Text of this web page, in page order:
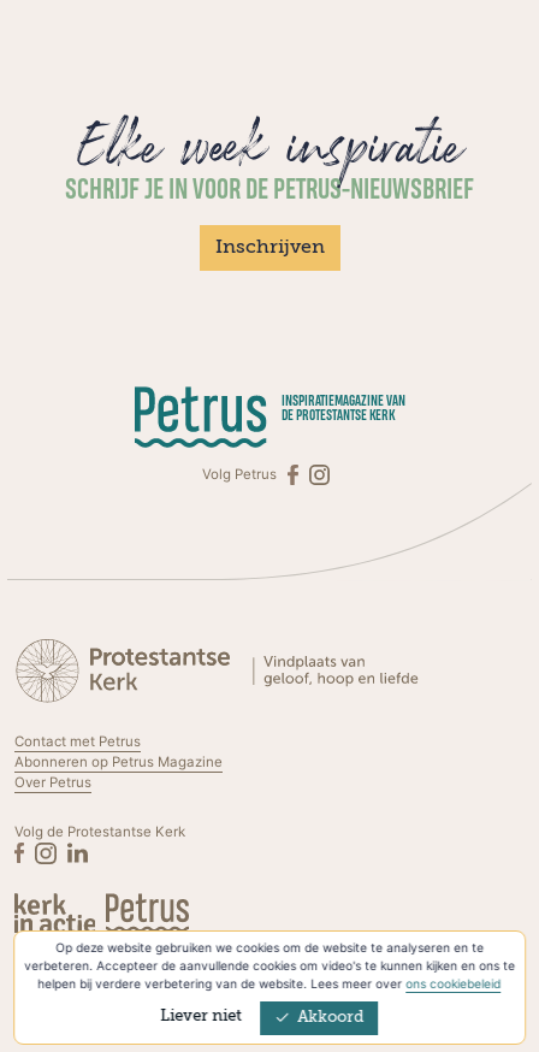
Op deze website gebruiken we cookies om de website te analyseren en te
verbeteren. Accepteer de aanvullende cookies om video's te kunnen kijken en ons te
helpen bij verdere verbetering van de website. Lees meer overons cookiebeleid
Liever niet Akkoord
Elke week inspiratie
SCHRIJF JE IN VOOR DE PETRUS-NIEUWSBRIEF
Inschrijven
INSPIRATIEMAGAZINE VAN
DE PROTESTANTSE KERK
Volg Petrus
Contact met Petrus
Abonneren op Petrus Magazine
Over Petrus
Volg de Protestantse Kerk
Privacyverklaring & Cookies